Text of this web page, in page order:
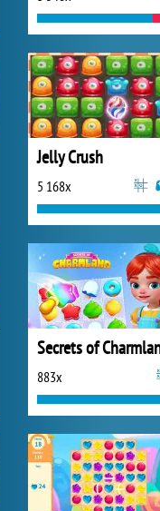
Jelly Crush
5 168x
Secrets of
883x